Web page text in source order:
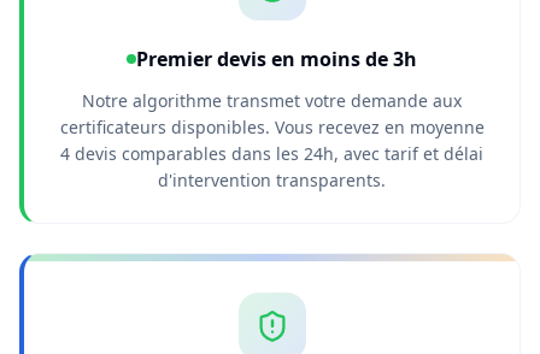
Premier devis en moins de 3h
Notre algorithme transmet votre demande aux
certificateurs disponibles. Vous recevez en moyenne
4 devis comparables dans les 24h, avec tarif et délai
d'intervention transparents.